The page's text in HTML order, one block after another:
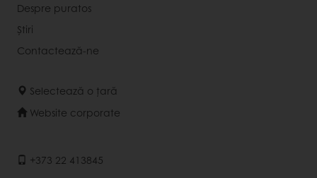
Despre puratos
Știri
Contactează-ne
Selectează o țară
Website corporate
+373 22 413845